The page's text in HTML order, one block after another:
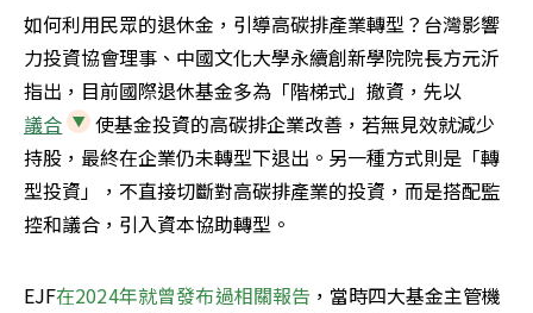
如何利用民眾的退休金，引導高碳排產業轉型？台灣影響
力投資協會理事、中國文化大學永續創新學院院長方元沂
指出，目前國際退休基金多為「階梯式」撤資，先以
議合
使基金投資的高碳排企業改善，若無見效就減少
持股，最終在企業仍未轉型下退出。另一種方式則是「轉
型投資」，不直接切斷對高碳排產業的投資，而是搭配監
控和議合，引入資本協助轉型。
EJF在2024年就曾發布過相關報告 ，當時四大基金主管機